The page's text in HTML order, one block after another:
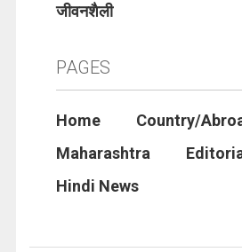
जीवनशैली
PAGES
Home
Country/
Maharashtra
Hindi News